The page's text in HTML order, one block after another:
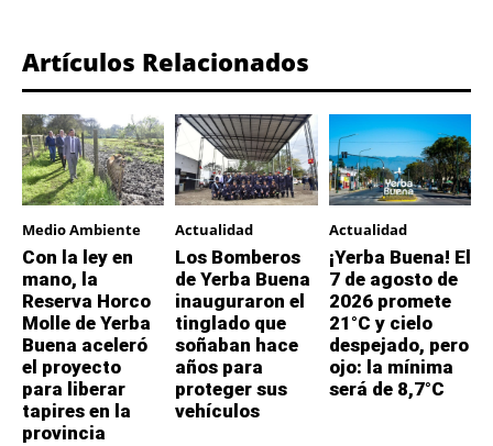
Artículos Relacionados
Medio Ambiente
Con la ley en
mano, la
Reserva Horco
Molle de Yerba
Buena aceleró
el proyecto
para liberar
tapires en la
provincia
Actualidad
Los Bomberos
de Yerba Buena
inauguraron el
tinglado que
soñaban hace
años para
proteger sus
vehículos
Actualidad
¡Yerba Buena! El
7 de agosto de
2026 promete
21°C y cielo
despejado, pero
ojo: la mínima
será de 8,7°C